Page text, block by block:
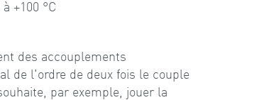
+100 °C
des accouplements
de l'ordre de deux fois le couple
par exemple, jouer la